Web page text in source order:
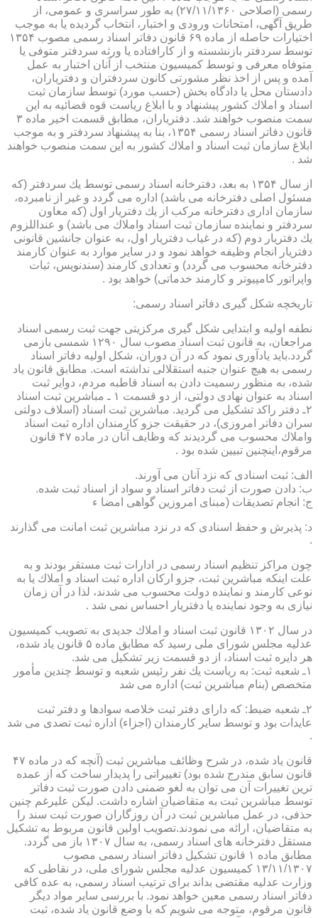
رسمی (اصلاحی ۲۷/۱۱/۱۳۶۰) به طور سراسری و عمومی، از
طریق آگهی، امتحانات ورودی و اختبار، انتخاب گردیده یا به موجب
اختیارات حاصله از ماده ۶۹ قانون دفاتر اسناد رسمی مصوب ۱۳۵۴
توسط سردفتر بازنشسته و از كارافتاده یا ورثه سردفتر متوفی یا
متوفاه معرفی و توسط كمیسیون منتخب از آنان اختبار به عمل
آمده و پس از اخذ نظر مشورتی كانون سردفتران و دفتریاران،
دادستان محل یا دادگاه بخش (حسب مورد) توسط سازمان ثبت
اسناد و املاك كشور پیشنهاد و با ابلاغ ریاست قوه قضائیه به این
سمت منصوب خواهند شد. دفتریاران، مطابق قسمت اخیر ماده ۳
قانون دفاتر اسناد رسمی ۱۳۵۴، بنا به پیشنهاد سردفتر و به موجب
ابلاغ سازمان ثبت اسناد و املاك كشور به این سمت منصوب خواهند
شد .
از سال ۱۳۵۴ به بعد، دفترخانه اسناد رسمی توسط یك سردفتر (كه
مسئول اصلی دفترخانه می باشد) اداره می گردد و غیر از نامبرده،
سازمان اداری دفترخانه مركب از یك دفتریار اول (كه معاون
سردفتر و نماینده سازمان ثبت اسناد واملاك می باشد) و عنداللزوم
یك دفتریار دوم (كه در غیاب دفتریار اول، به عنوان جانشین قانونی
دفتریار انجام وظیفه خواهد نمود و در سایر موارد به عنوان كارمند
دفترخانه محسوب می گردد) و تعدادی كارمند (سندنویس، ثبات
واپراتور كامپیوتر و كارمند خدماتی) خواهد بود .
تاریخچه شكل گیری دفاتر اسناد رسمی:
نطفه اولیه و ابتدایی شكل گیری مركزیتی جهت ثبت رسمی اسناد
مراجعان، به قانون ثبت اسناد مصوب سال ۱۲۹۰ شمسی بازمی
گردد.باید یادآوری نمود كه در آن دوران، شكل اولیه دفاتر اسناد
رسمی به هیچ عنوان جنبه استقلالی نداشته است. مطابق قانون یاد
شده، به منظور رسمیت دادن به اسناد قاطبه مردم، دوایر ثبت
اسناد به عنوان نهادی دولتی، از دو قسمت ۱ ـ مباشرین ثبت اسناد
۲ـ دفتر راكد تشكیل می گردید. مباشرین ثبت اسناد (اسلاف دولتی
سران دفاتر امروزی)، در حقیقت جزو كارمندان اداره ثبت اسناد
واملاك محسوب می گردیدند كه وظایف آنان در ماده ۴۷ قانون
مرقوم،اینچنین تبیین شده بود .
الف: ثبت اسنادی كه نزد آنان می آورند.
ب: دادن صورت از ثبت دفاتر اسناد و سواد از اسناد ثبت شده.
ج: انجام تصدیقات (مبنای امروزین گواهی امضا ء
د: پذیرش و حفظ اسنادی كه در نزد مباشرین ثبت امانت می گذارند
.
چون مراكز تنظیم اسناد رسمی در ادارات ثبت مستقر بودند و به
علت اینكه مباشرین ثبت، جزو اركان اداره ثبت اسناد و املاك یا به
نوعی كارمند و نماینده دولت محسوب می شدند، لذا در آن زمان
نیازی به وجود نماینده یا دفتریار احساس نمی شد .
در سال ۱۳۰۲ قانون ثبت اسناد و املاك جدیدی به تصویب كمیسیون
عدلیه مجلس شورای ملی رسید كه مطابق ماده ۵ قانون یاد شده،
هر دایره ثبت اسناد، از دو قسمت زیر تشكیل می شد.
۱ـ شعبه ثبت: به ریاست یك نفر رئیس شعبه و توسط چندین مأمور
متخصص (بنام مباشرین ثبت) اداره می شد
۲ـ شعبه ضبط: كه دارای دفتر ثبت خلاصه سوادها و دفتر ثبت
عایدات بود و توسط سایر كارمندان (اجزاء) اداره ثبت تصدی می شد
.
قانون یاد شده، در شرح وظائف مباشرین ثبت (آنچه كه در ماده ۴۷
قانون سابق مندرج شده بود) تغییراتی را پدیدار ساخت كه از عمده
ترین تغییرات آن می توان به لغو ضمنی دادن صورت ثبت دفاتر
توسط مباشرین ثبت به متقاضیان اشاره داشت. لیكن علیرغم چنین
حذفی، در عمل مباشرین ثبت در آن روزگاران صورت ثبت سند را
به متقاضیان، ارائه می نمودند.تصویب اولین قانون مربوط به تشكیل
مستقل دفترخانه های اسناد رسمی، به سال ۱۳۰۷ باز می گردد.
مطابق ماده ۱ قانون تشكیل دفاتر اسناد رسمی مصوب
۱۳/۱۱/۱۳۰۷ كمیسیون عدلیه مجلس شورای ملی، در نقاطی كه
وزارت عدلیه مقتضی بداند برای ترتیب اسناد رسمی، به عده كافی
دفاتر اسناد رسمی معین خواهد نمود. با بررسی سایر مواد دیگر
قانون مرقوم، متوجه می شویم كه با وضع قانون یاد شده، ثبت